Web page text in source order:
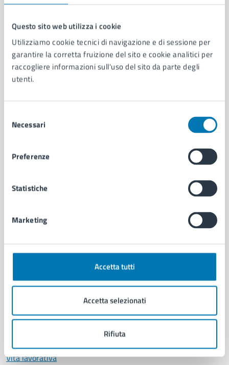
Questo sito web utilizza i cookie
Utilizziamo cookie tecnici di navigazione e di sessione per
garantire la corretta fruizione del sito e cookie analitici per
raccogliere informazioni sull'uso del sito da parte degli
utenti.
delNecessari
Preferenze
Statistiche
Marketing
Accetta tutti
Accetta selezionati
Rifiuta
Comune di Napoli
AMMINISTRAZIONE
Aree amministrative
Uffici
Personale amministrativo
Intranet, posta aziendale e protocollo
CATEGORIE DI SERVIZIO
Documenti e certificati
Educazione e formazione
Imprese e commercio
Salute, benessere e assistenza
Servizi Cimiteriali
Vita lavorativa